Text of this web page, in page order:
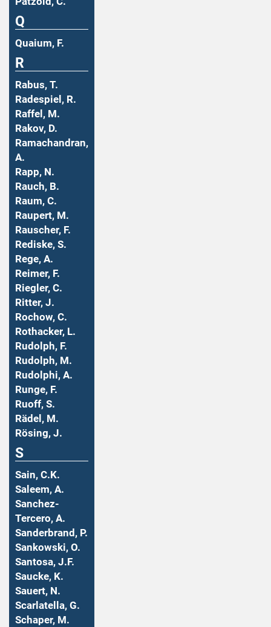
Q
Quaium, F.
R
Rabus, T.
Radespiel, R.
Raffel, M.
Rakov, D.
Ramachandran,
A.
Rapp, N.
Rauch, B.
Raum, C.
Raupert, M.
Rauscher, F.
Rediske, S.
Rege, A.
Reimer, F.
Riegler, C.
Ritter, J.
Rochow, C.
Rothacker, L.
Rudolph, F.
Rudolph, M.
Rudolphi, A.
Runge, F.
Ruoff, S.
Rädel, M.
Rösing, J.
S
Sain, C.K.
Saleem, A.
Sanchez-
Tercero, A.
Sanderbrand, P.
Sankowski, O.
Santosa, J.F.
Saucke, K.
Sauert, N.
Scarlatella, G.
Schaper, M.